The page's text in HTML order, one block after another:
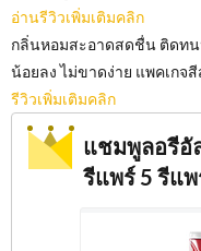
อ่านรีวิวเพิ่มเติมคลิก
กลิ่นหอมสะอาดสดชื่น ติดท
น้อยลง ไม่ขาดง่าย แพคเกจ
รีวิวเพิ่มเติมคลิก
แชมพูลอรีอั
รีแพร์ 5 รีแพ